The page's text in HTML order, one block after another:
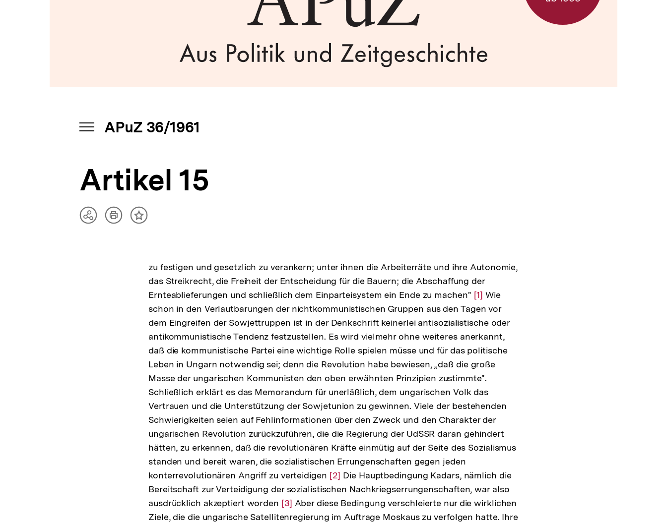
INHALTSNAVIGATION
APuZ 36/1961
Artikel 15
TeilenArtikelInhalt
zu festigen und gesetzlich zu verankern; unter ihnen die Arbeiterräte und ihre Autonomie,
das Streikrecht, die Freiheit der Entscheidung für die Bauern; die Abschaffung der
Ernteablieferungen und schließlich dem Einparteisystem ein Ende zu machen" Zur
Auflösung
der
Fußnote
[1] Wie
schon in den Verlautbarungen der nichtkommunistischen Gruppen aus den Tagen vor
dem Eingreifen der Sowjettruppen ist in der Denkschrift keinerlei antisozialistische oder
antikommunistische Tendenz festzustellen. Es wird vielmehr ohne weiteres anerkannt,
daß die kommunistische Partei eine wichtige Rolle spielen müsse und für das politische
Leben in Ungarn notwendig sei; denn die Revolution habe bewiesen, „daß die große
Masse der ungarischen Kommunisten den oben erwähnten Prinzipien zustimmte".
Schließlich erklärt es das Memorandum für unerläßlich, dem ungarischen Volk das
Vertrauen und die Unterstützung der Sowjetunion zu gewinnen. Viele der bestehenden
Schwierigkeiten seien auf Fehlinformationen über den Zweck und den Charakter der
ungarischen Revolution zurückzuführen, die die Regierung der UdSSR daran gehindert
hätten, zu erkennen, daß die revolutionären Kräfte einmütig auf der Seite des Sozialismus
standen und bereit waren, die sozialistischen Errungenschaften gegen jeden
konterrevolutionären Angriff zu verteidigen Zur
Auflösung
der
Fußnote
[2] Die Hauptbedingung Kadars, nämlich die
Bereitschaft zur Verteidigung der sozialistischen Nachkriegserrungenschaften, war also
ausdrücklich akzeptiert worden Zur
Auflösung
[3] Aber diese Bedingung verschleierte nur die wirklichen
Ziele, die die ungarische Satellitenregierung im Auftrage Moskaus zu verfolgen hatte. Ihre